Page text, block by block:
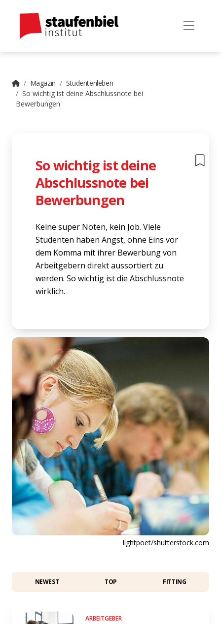
Magazin
Studentenleben
So wichtig ist deine Abschlussnote bei
Bewerbungen
So wichtig ist deine
Abschlussnote bei
Bewerbungen
Keine super Noten, kein Job. Viele
Studenten haben Angst, ohne Eins vor
dem Komma mit ihrer Bewerbung von
Arbeitgebern direkt aussortiert zu
werden. So wichtig ist die Abschlussnote
wirklich.
lightpoet/shutterstock.com
NEWEST TOP FITTING
ARBEITGEBER